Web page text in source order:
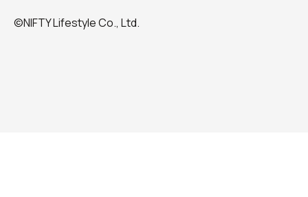
©NIFTY Lifestyle Co., Ltd.